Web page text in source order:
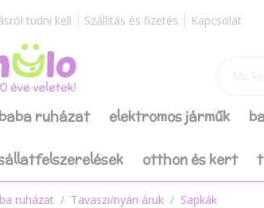
tudni kell Szállítás és fizetés Kapcsolat
baba ruházat elektromos járműk
otthon és kert
ruházat Tavaszi/nyári áruk Sapkák